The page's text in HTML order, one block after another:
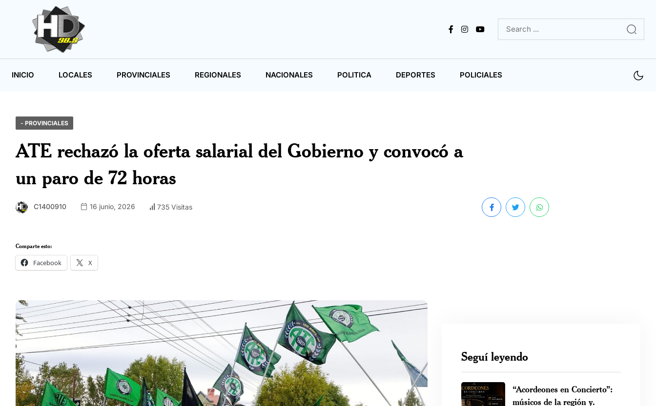
INICIO LOCALES PROVINCIALES REGIONALES NACIONALES POLITICA DEPORTES POLICIALES
- PROVINCIALES
ATE rechazó la oferta salarial del Gobierno y convocó a
un paro de 72 horas
C1400910 16 junio, 2026 735 Visitas
Comparte esto:
Facebook X
Seguí leyendo
“Acordeones en Concierto”:
músicos de la región y.